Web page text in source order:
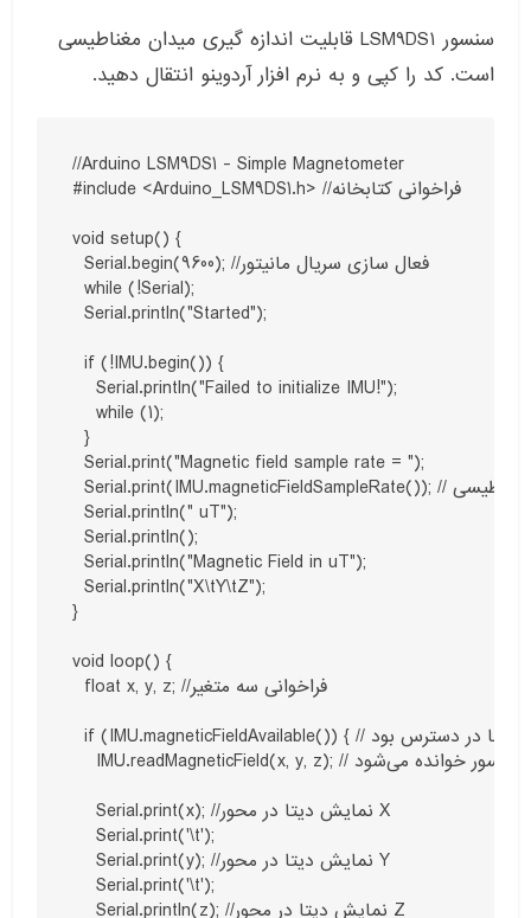
سنسور LSM9DS1 قابلیت اندازه گیری میدان مغناطیسی
است. کد را کپی و به نرم افزار آردوینو انتقال دهید.
//Arduino LSM9DS1 - Simple Magnetometer
#include <Arduino_LSM9DS1.h> //فراخوانی کتابخانه
void setup() {
  Serial.begin(9600); //فعال سازی سریال مانیتور
  while (!Serial);
  Serial.println("Started");
  if (!IMU.begin()) {
    Serial.println("Failed to initialize IMU!");
    while (1);
  }
  Serial.print("Magnetic field sample rate = ");
  Serial.print(IMU.magneticFieldSampleRate()); // خواندن دیتای سمپل ریت میدان مغناطیسی
  Serial.println(" uT");
  Serial.println();
  Serial.println("Magnetic Field in uT");
  Serial.println("X\tY\tZ");
}
void loop() {
  float x, y, z; //فراخوانی سه متغیر
  if (IMU.magneticFieldAvailable()) { // اگر دیتا در دسترس بود
    IMU.readMagneticField(x, y, z); // توسط این تابع میدان مغناطیسی از سنسور خوانده می‌شود
    Serial.print(x); //نمایش دیتا در محور X
    Serial.print('\t');
    Serial.print(y); //نمایش دیتا در محور Y
    Serial.print('\t');
    Serial.println(z); //نمایش دیتا در محور Z